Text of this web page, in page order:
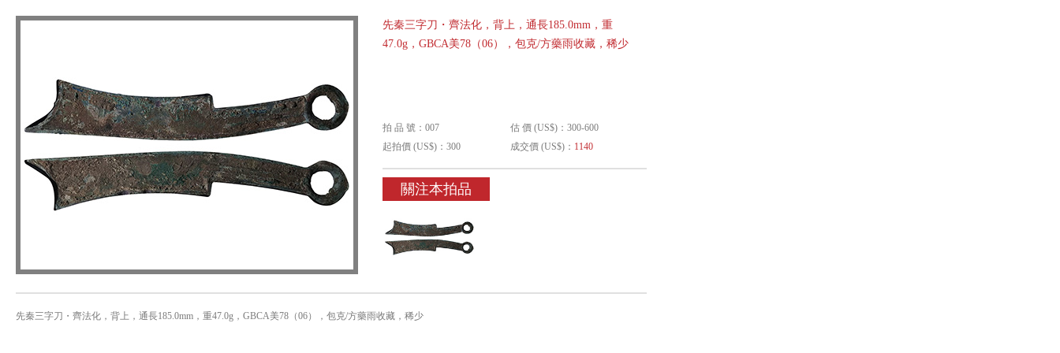
先秦三字刀・齊法化，背上，通長185.0mm，重
47.0g，GBCA美78（06），包克/方藥雨收藏，稀少
拍 品 號：007
估 價 (US$)：300-600
起拍價 (US$)：300
成交價 (US$)： 1140
關注本拍品
先秦三字刀・齊法化，背上，通長185.0mm，重47.0g，GBCA美78（06），包克/方藥雨收藏，稀少